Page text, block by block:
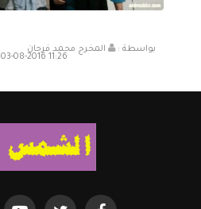
بواسطة :
المخرج محمد فرحان
03-08-2016 11:26 مساءً